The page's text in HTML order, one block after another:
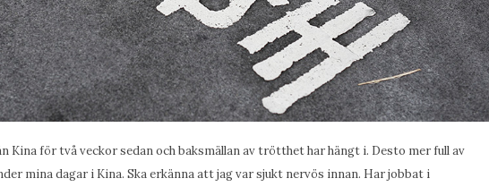
Kina för två veckor sedan och baksmällan av trötthet har hängt i. Desto mer full av
mina dagar i Kina. Ska erkänna att jag var sjukt nervös innan. Har jobbat i